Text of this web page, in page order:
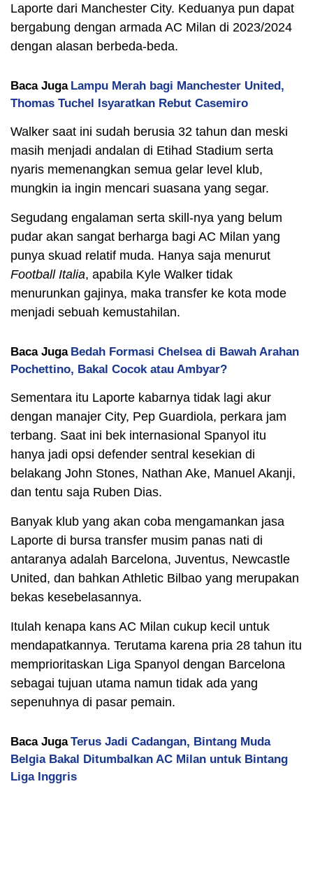
Laporte dari Manchester City. Keduanya pun dapat
bergabung dengan armada AC Milan di 2023/2024
dengan alasan berbeda-beda.
Baca Juga Lampu Merah bagi Manchester United,
Thomas Tuchel Isyaratkan Rebut Casemiro
Walker saat ini sudah berusia 32 tahun dan meski
masih menjadi andalan di Etihad Stadium serta
nyaris memenangkan semua gelar level klub,
mungkin ia ingin mencari suasana yang segar.
Segudang engalaman serta skill-nya yang belum
pudar akan sangat berharga bagi AC Milan yang
punya skuad relatif muda. Hanya saja menurut
Football Italia, apabila Kyle Walker tidak
menurunkan gajinya, maka transfer ke kota mode
menjadi sebuah kemustahilan.
Baca Juga Bedah Formasi Chelsea di Bawah Arahan
Pochettino, Bakal Cocok atau Ambyar?
Sementara itu Laporte kabarnya tidak lagi akur
dengan manajer City, Pep Guardiola, perkara jam
terbang. Saat ini bek internasional Spanyol itu
hanya jadi opsi defender sentral kesekian di
belakang John Stones, Nathan Ake, Manuel Akanji,
dan tentu saja Ruben Dias.
Banyak klub yang akan coba mengamankan jasa
Laporte di bursa transfer musim panas nati di
antaranya adalah Barcelona, Juventus, Newcastle
United, dan bahkan Athletic Bilbao yang merupakan
bekas kesebelasannya.
Itulah kenapa kans AC Milan cukup kecil untuk
mendapatkannya. Terutama karena pria 28 tahun itu
memprioritaskan Liga Spanyol dengan Barcelona
sebagai tujuan utama namun tidak ada yang
sepenuhnya di pasar pemain.
Baca Juga Terus Jadi Cadangan, Bintang Muda
Belgia Bakal Ditumbalkan AC Milan untuk Bintang
Liga Inggris